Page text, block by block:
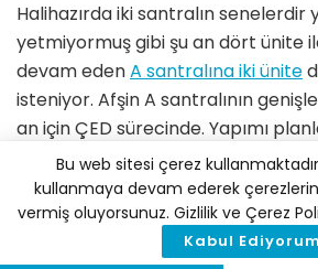
Halihazırda iki santralın senelerdir
yetmiyormuş gibi şu an dört ünite
devam edenA santralına iki ünite
isteniyor. Afşin A santralının
an için ÇED sürecinde. Yapımı
için geçtiğimiz aylarda olumlu bir
Greenpeace Akdeniz ve Elbistan
Koruma Platformu’nun açtığı
santral hakkında yürütmeyi
Bu web sitesi çerez
kullanmaya devam ederek çerezlerin
vermiş oluyorsunuz. Gizlilik ve Çerez
Kabul Ediyorum